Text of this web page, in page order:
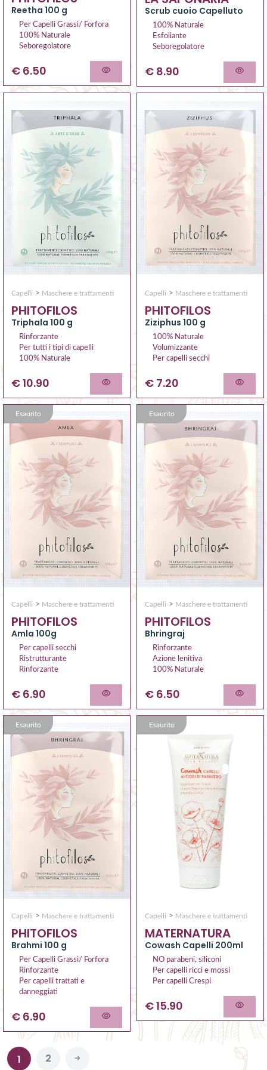
Reetha 100 g
Per Capelli Grassi/ Forfora
100% Naturale
Seboregolatore
€ 6.50
Scrub cuoio Capelluto
100% Naturale
Esfoliante
Seboregolatore
€ 8.90
Capelli > Maschere e trattamenti
PHITOFILOS
Triphala 100 g
Rinforzante
Per tutti i tipi di capelli
100% Naturale
€ 10.90
Capelli > Maschere e trattamenti
PHITOFILOS
Ziziphus 100 g
100% Naturale
Volumizzante
Per capelli secchi
€ 7.20
Esaurito
Capelli > Maschere e trattamenti
PHITOFILOS
Amla 100g
Per capelli secchi
Ristrutturante
Rinforzante
€ 6.90
Esaurito
Capelli > Maschere e trattamenti
PHITOFILOS
Bhringraj
Rinforzante
Azione lenitiva
100% Naturale
€ 6.50
Esaurito
Capelli > Maschere e trattamenti
PHITOFILOS
Brahmi 100 g
Per Capelli Grassi/ Forfora
Rinforzante
Per capelli trattati e
danneggiati
€ 6.90
Esaurito
Capelli > Maschere e trattamenti
MATERNATURA
Cowash Capelli 200ml
NO parabeni, siliconi
Per capelli ricci e mossi
Per capelli Crespi
€ 15.90
1 2